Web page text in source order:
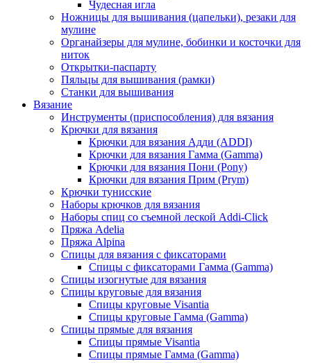
Чудесная игла
Ножницы для вышивания (цапельки), резаки для
мулине
Органайзеры для мулине, бобинки и косточки для
ниток
Открытки-паспарту
Пяльцы для вышивания (рамки)
Станки для вышивания
Вязание
Инструменты (приспособления) для вязания
Крючки для вязания
Крючки для вязания Адди (ADDI)
Крючки для вязания Гамма (Gamma)
Крючки для вязания Пони (Pony)
Крючки для вязания Прим (Prym)
Крючки тунисские
Наборы крючков для вязания
Наборы спиц со съемной леской Addi-Click
Пряжа Adelia
Пряжа Alpina
Спицы для вязания с фиксаторами
Спицы с фиксаторами Гамма (Gamma)
Спицы изогнутые для вязания
Спицы круговые для вязания
Спицы круговые Visantia
Спицы круговые Гамма (Gamma)
Спицы прямые для вязания
Спицы прямые Visantia
Спицы прямые Гамма (Gamma)